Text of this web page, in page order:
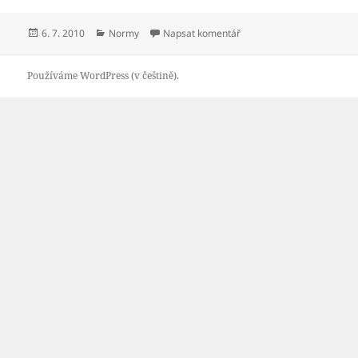
Publikováno:
6. 7. 2010 Rubriky:
Normy Napsat komentářpro text s názvem Výběr
Používáme WordPress (v češtině).